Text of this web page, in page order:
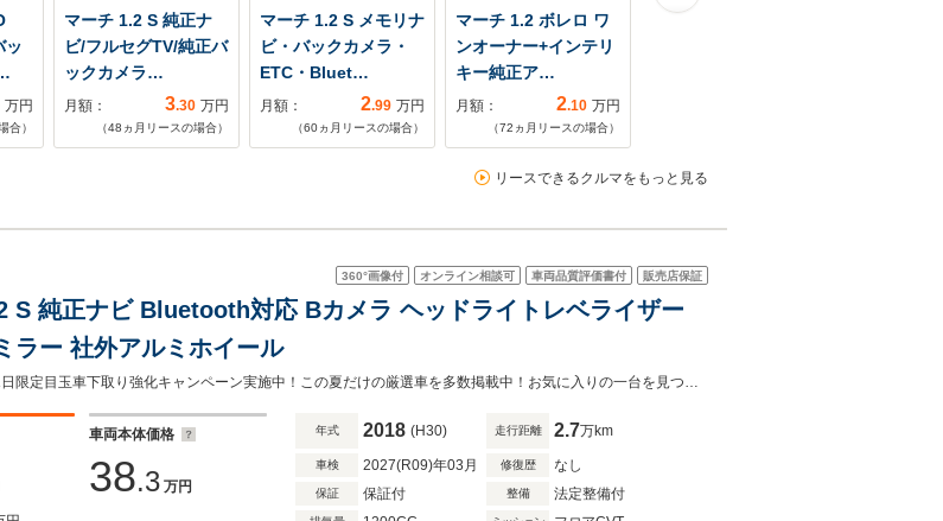
ッ
万円
合）
マーチ 1.2 S 純正ナ
ビ/フルセグTV/純正バ
ックカメラ…
月額： 3.30 万円
（48 ヵ月リースの場合）
マーチ 1.2 S メモリナ
ビ・バックカメラ・
ETC・Bluet…
月額： 2.99 万円
（60ヵ月リースの場合）
マーチ 1.2 ボレロ ワ
ンオーナー+インテリ
キー純正ア…
月額： 2.10 万円
（72 ヵ月リースの場合）
リースできるクルマをもっと見る
360°画像付 オンライン相談可 車両品質評価書付 販売店保証
S 純正ナビ Bluetooth対応 Bカメラ ヘッドライトレベライザー
ラー 社外アルミホイール
車両本体価格
38.3 万円
年式 2018 (H30) 走行距離 2.7万km
車検 2027(R09)年03月 修復歴 なし
保証 保証付 整備 法定整備付